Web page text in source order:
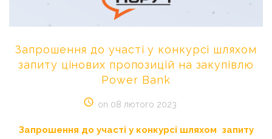
Запрошення до участі у конкурсі шляхом
запиту цінових пропозицій на закупівлю
Power Bank
on 08 лютого 2023
Запрошення до участі у конкурсі шляхом запиту